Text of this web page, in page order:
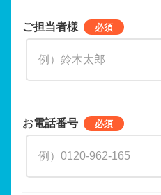
ご担当者様
お電話番号